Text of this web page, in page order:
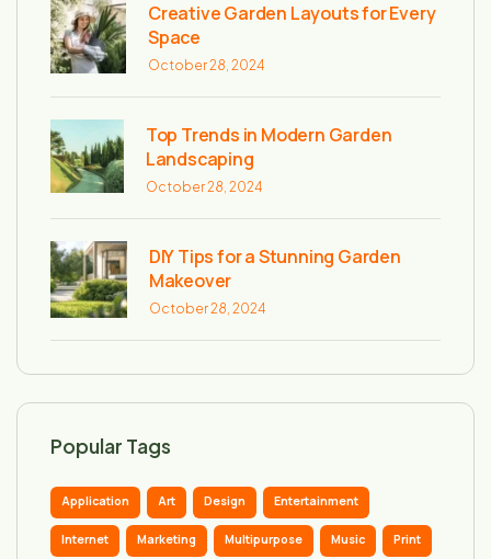
Creative Garden Layouts for Every
Space
October 28, 2024
Top Trends in Modern Garden
Landscaping
October 28, 2024
DIY Tips for a Stunning Garden
Makeover
October 28, 2024
Popular Tags
Application Art Design Entertainment
Internet Marketing Multipurpose Music Print